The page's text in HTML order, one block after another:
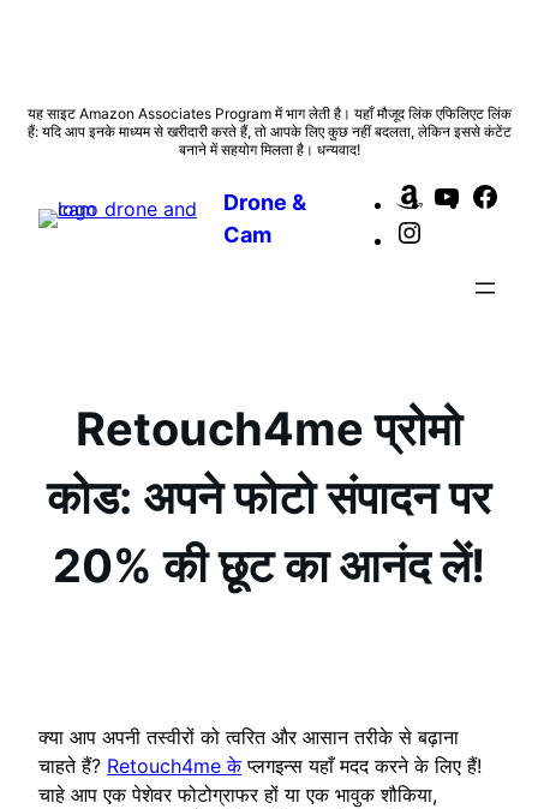
सामग्री
यह साइट Amazon Associates Program में भाग लेती है। यहाँ मौजूद लिंक एफिलिएट लिंक
हैं: यदि आप इनके माध्यम से खरीदारी करते हैं, तो आपके लिए कुछ नहीं बदलता, लेकिन इससे कंटेंट
बनाने में सहयोग मिलता है। धन्यवाद!
Drone &
Cam
AmazonYouTube
Retouch4me प्रोमो
कोड: अपने फोटो संपादन पर
20% की छूट का आनंद लें!
क्या आप अपनी तस्वीरों को त्वरित और आसान तरीके से बढ़ाना
चाहते हैं? Retouch4me केप्लगइन्स यहाँ मदद करने के लिए हैं!
चाहे आप एक पेशेवर फोटोग्राफर हों या एक भावुक शौकिया,